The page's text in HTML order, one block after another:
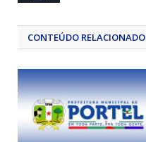
CONTEÚDO RELACIONADO